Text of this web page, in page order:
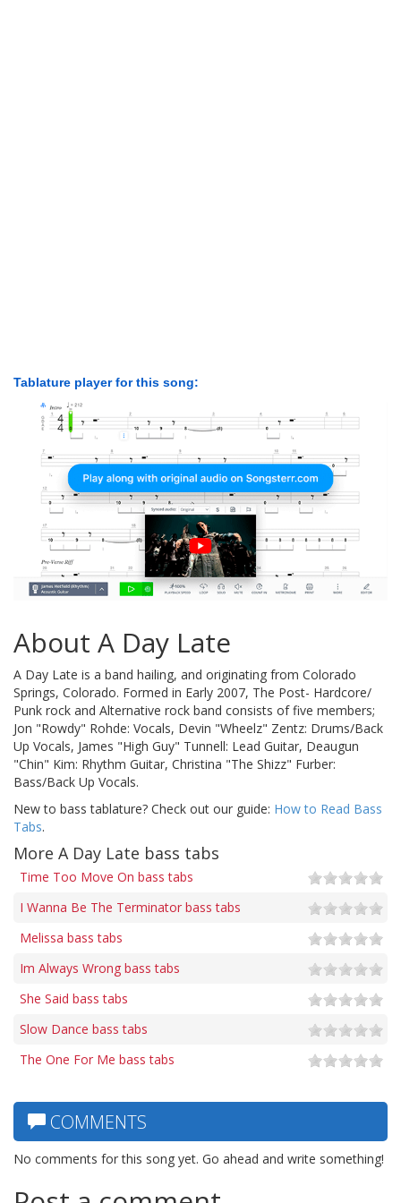
Tablature player for this song:
About A Day Late
A Day Late is a band hailing, and originating from Colorado
Springs, Colorado. Formed in Early 2007, The Post- Hardcore/
Punk rock and Alternative rock band consists of five members;
Jon "Rowdy" Rohde: Vocals, Devin "Wheelz" Zentz: Drums/Back
Up Vocals, James "High Guy" Tunnell: Lead Guitar, Deaugun
"Chin" Kim: Rhythm Guitar, Christina "The Shizz" Furber:
Bass/Back Up Vocals.
New to bass tablature? Check out our guide: How to Read Bass
Tabs.
More A Day Late bass tabs
Time Too Move On bass tabs
I Wanna Be The Terminator bass tabs
Melissa bass tabs
Im Always Wrong bass tabs
She Said bass tabs
Slow Dance bass tabs
The One For Me bass tabs
COMMENTS
No comments for this song yet. Go ahead and write something!